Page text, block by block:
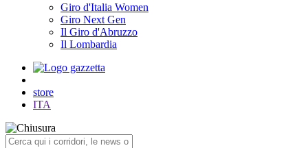
Giro d'Italia Women
Giro Next Gen
Il Giro d'Abruzzo
Il Lombardia
store
ITA